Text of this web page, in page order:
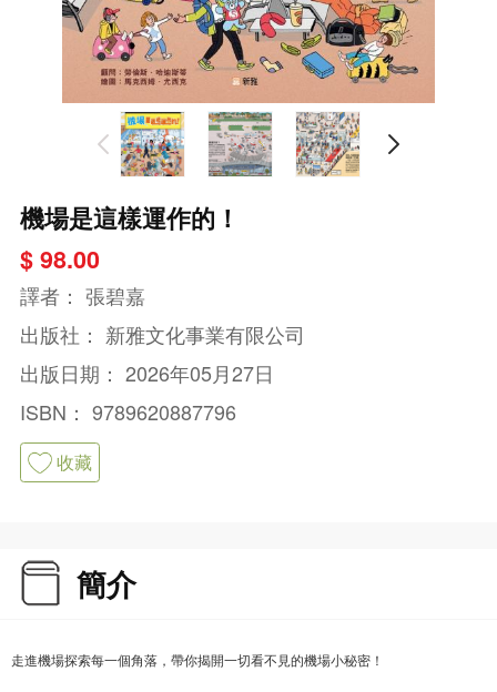
機場是這樣運作的！
$ 98.00
譯者： 張碧嘉
出版社： 新雅文化事業有限公司
出版日期： 2026年05月27日
ISBN： 9789620887796
收藏
簡介
走進機場探索每一個角落，帶你揭開一切看不見的機場小秘密！